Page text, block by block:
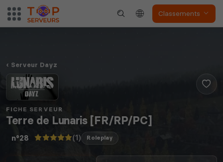
Classements
Serveur Dayz
FICHE SERVEUR
Terre de Lunaris [FR/RP/PC]
n°28 (1) Roleplay